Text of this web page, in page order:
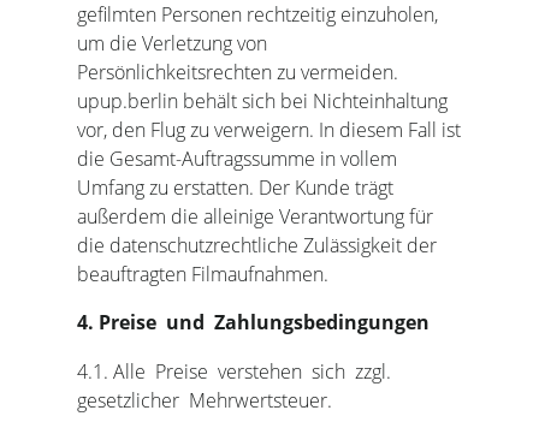
gefilmten Personen rechtzeitig einzuholen,
um die Verletzung von
Persönlichkeitsrechten zu vermeiden.
upup.berlin behält sich bei Nichteinhaltung
vor, den Flug zu verweigern. In diesem Fall ist
die Gesamt-Auftragssumme in vollem
Umfang zu erstatten. Der Kunde trägt
außerdem die alleinige Verantwortung für
die datenschutzrechtliche Zulässigkeit der
beauftragten Filmaufnahmen.
4. Preise und Zahlungsbedingungen
4.1. Alle Preise verstehen sich zzgl.
gesetzlicher Mehrwertsteuer.